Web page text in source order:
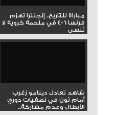
مباراة للتاريخ.. إنجلترا تهزم
فرنسا 6-4 في ملحمة كروية لا
تُنسى
شاهد تعادل دينامو زغرب
أمام ثون في تصفيات دوري
الأبطال وعدم مشاركة...